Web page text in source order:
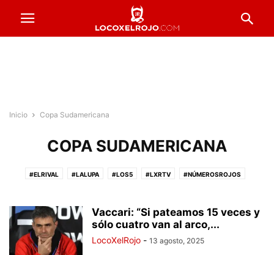
Inicio Copa Sudamericana
COPA SUDAMERICANA
#ELRIVAL #LALUPA #LOS5 #LXRTV #NÚMEROSROJOS
#VENTADEENTRADAS
FORMACIONES FÚTBOL FEMENINO FÚTBOL PROFESIONAL
INFERIORES INSTITUCIONALES LA PREVIA RESERVA
Vaccari: “Si pateamos 15 veces y
sólo cuatro van al arco,...
LocoXelRojo - 13 agosto, 2025